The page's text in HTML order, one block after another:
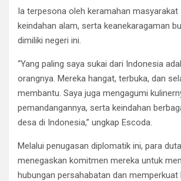
Ia terpesona oleh keramahan masyarakat
keindahan alam, serta keanekaragaman
dimiliki negeri ini.
“Yang paling saya sukai dari Indonesia
orangnya. Mereka hangat, terbuka, dan
membantu. Saya juga mengagumi
pemandangannya, serta keindahan
desa di Indonesia,” ungkap Escoda.
Melalui penugasan diplomatik ini, para
menegaskan komitmen mereka untuk
hubungan persahabatan dan memperkuat